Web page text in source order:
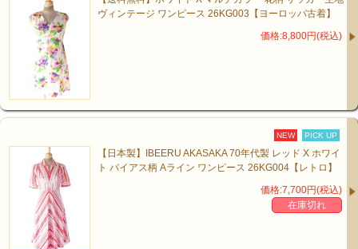
ヴィンテージ ワンピース 26KG003【ヨーロッパ古着】
価格:8,800円(税込)
NEW PICK UP
【日本製】IBEERU AKASAKA 70年代製 レッド X ホワイ
ト バイアス柄 Aライン ワンピース 26KG004【レトロ】
価格:7,700円(税込)
在庫切れ